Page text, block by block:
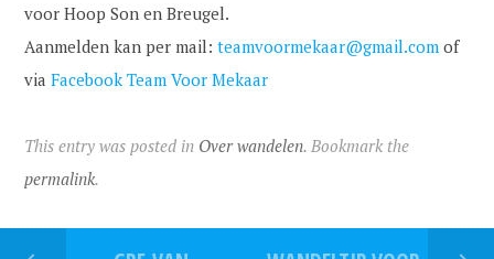
voor Hoop Son en Breugel.
Aanmelden kan per mail:teamvoormekaar@gmail.com of
viaFacebook Team Voor Mekaar
This entry was posted in Over wandelen. Bookmark the
permalink.